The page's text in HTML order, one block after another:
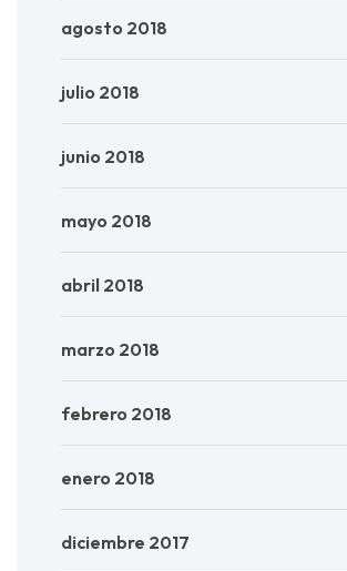
agosto 2018
julio 2018
junio 2018
mayo 2018
abril 2018
marzo 2018
febrero 2018
enero 2018
diciembre 2017